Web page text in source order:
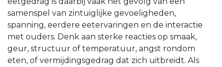
samenspel van zintuiglijke gevoeligheden,
spanning, eerdere eetervaringen en de interactie
met ouders. Denk aan sterke reacties op smaak,
geur, structuur of temperatuur, angst rondom
eten, of vermijdingsgedrag dat zich uitbreidt. Als